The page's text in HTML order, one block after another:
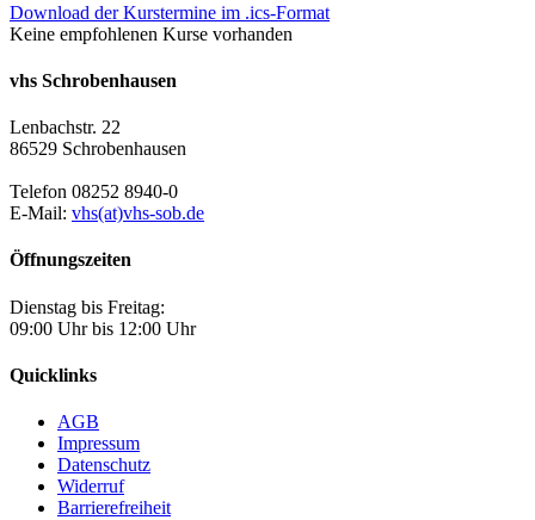
Download der Kurstermine im .ics-Format
Keine empfohlenen Kurse vorhanden
vhs Schrobenhausen
Lenbachstr. 22
86529 Schrobenhausen
Telefon 08252 8940-0
E-Mail: vhs(at)vhs-sob.de
Öffnungszeiten
Dienstag bis Freitag:
09:00 Uhr bis 12:00 Uhr
Quicklinks
AGB
Impressum
Datenschutz
Widerruf
Barrierefreiheit